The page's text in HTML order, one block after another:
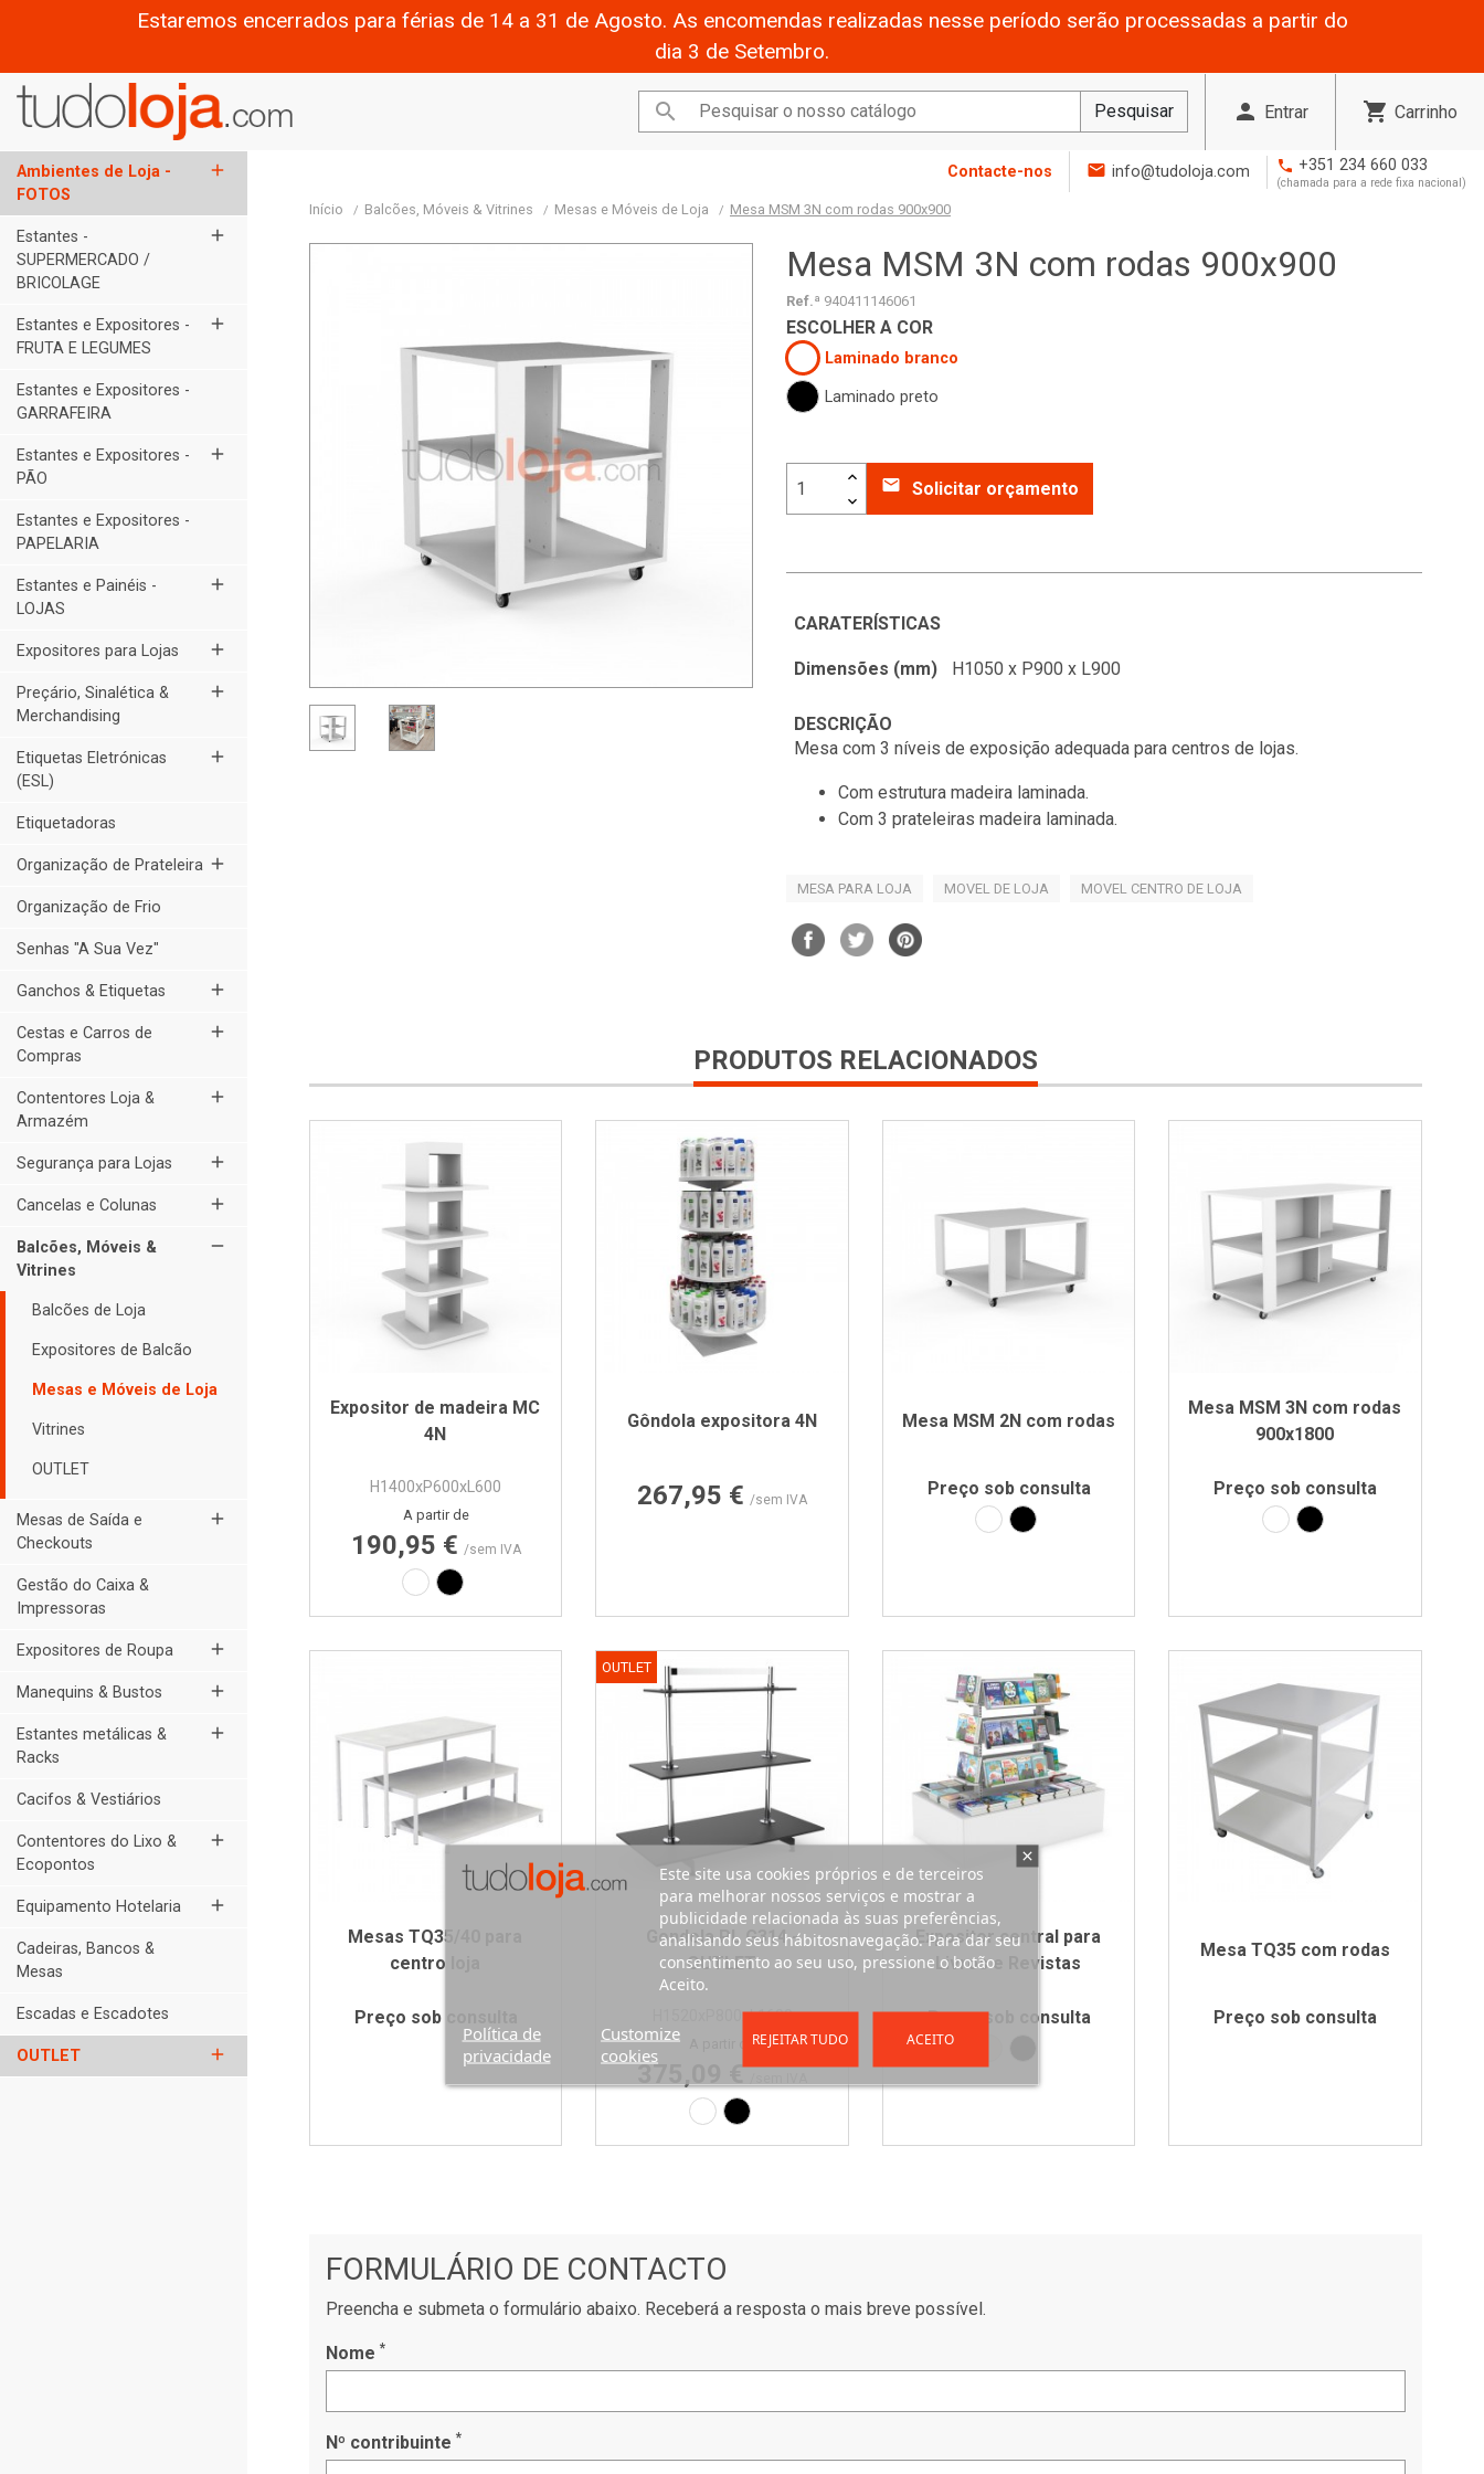
Estaremos encerrados para férias de 14 a 31 de Agosto. As encomendas realizadas nesse período serão processadas a partir do
dia 3 de Setembro.
 Pesquisar person Entrar shopping_cart Carrinho
Ambientes de Loja -
FOTOS
add
Estantes -
SUPERMERCADO /
BRICOLAGE
add
Estantes e Expositores -
FRUTA E LEGUMES
add
Estantes e Expositores -
GARRAFEIRA
Estantes e Expositores -
PÃO
add
Estantes e Expositores -
PAPELARIA
Estantes e Painéis -
LOJAS
add
Expositores para Lojas add
Preçário, Sinalética &
Merchandising
add
Etiquetas Eletrónicas
(ESL)
add
Etiquetadoras
Organização de Prateleira add
Organização de Frio
Senhas "A Sua Vez"
Ganchos & Etiquetas add
Cestas e Carros de
Compras
add
Contentores Loja &
Armazém
add
Segurança para Lojas add
Cancelas e Colunas add
Balcões, Móveis &
Vitrines
remove
Balcões de Loja
Expositores de Balcão
Mesas e Móveis de Loja
Vitrines
OUTLET
Mesas de Saída e
Checkouts
add
Gestão do Caixa &
Impressoras
Expositores de Roupa add
Manequins & Bustos add
Estantes metálicas &
Racks
add
Cacifos & Vestiários
Contentores do Lixo &
Ecopontos
add
Equipamento Hotelaria add
Cadeiras, Bancos &
Mesas
Escadas e Escadotes
OUTLET add
Contacte-nos mail info@tudoloja.com phone +351 234 660 033
(chamada para a rede fixa nacional)
Início Balcões, Móveis & Vitrines Mesas e Móveis de Loja Mesa MSM 3N com rodas 900x900
Mesa MSM 3N com rodas 900x900
Ref.ª 940411146061
ESCOLHER A COR
Laminado branco
Laminado preto
email Solicitar orçamento
CARATERÍSTICAS
Dimensões (mm) H1050 x P900 x L900
DESCRIÇÃO
Mesa com 3 níveis de exposição adequada para centros de lojas.
Com estrutura madeira laminada.
Com 3 prateleiras madeira laminada.
MESA PARA LOJA MOVEL DE LOJA MOVEL CENTRO DE LOJA
PRODUTOS RELACIONADOS
Expositor de madeira MC
4N
H1400xP600xL600
Preço
A partir de
190,95 € /sem IVA
Laminado branco
Laminado preto
Gôndola expositora 4N
Preço
267,95 € /sem IVA
Mesa MSM 2N com rodas
Preço sob consulta
Laminado branco
Laminado preto
Mesa MSM 3N com rodas
900x1800
Preço sob consulta
Laminado branco
Laminado preto
Mesas TQ35/40 para
centro loja
Preço sob consulta
Gondola PL G314 -
OUTLET
H1520xP800xL1600
Preço
A partir de
375,09 €
Laminado branco
Laminado preto
OUTLET
Expositor central para
Livros e Revistas
Preço sob consulta
Mesa TQ35 com rodas
Preço sob consulta
FORMULÁRIO DE CONTACTO
Preencha e submeta o formulário abaixo. Receberá a resposta o mais breve possível.
Nome *
Nº contribuinte *
Este site usa cookies próprios e de terceiros
para melhorar nossos serviços e mostrar a
publicidade relacionada às suas preferências,
analisando seus hábitosnavegação. Para dar seu
consentimento ao seu uso, pressione o botão
Aceito.
Política de
privacidade
Customize
cookies
REJEITAR TUDO ACEITO